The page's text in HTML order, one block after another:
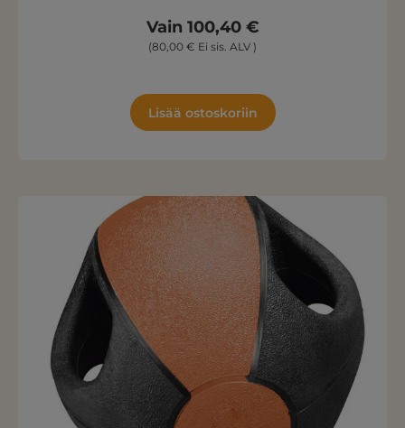
Vain 100,40 €
(80,00 € Ei sis. ALV )
Lisää ostoskoriin